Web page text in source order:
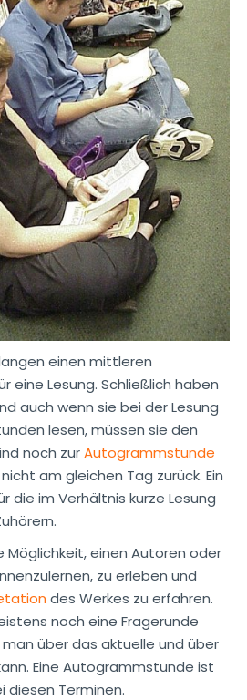
einen mittleren
eine Lesung. Schließlich haben
auch wenn sie bei der Lesung
lesen, müssen sie den
noch zurAutogrammstunde
am gleichen Tag zurück. Ein
die im Verhältnis kurze Lesung
Möglichkeit, einen Autoren oder
zu erleben und
des Werkes zu erfahren.
noch eine Fragerunde
über das aktuelle und über
Eine Autogrammstunde ist
diesen Terminen.